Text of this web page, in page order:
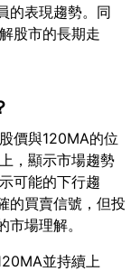
的表現趨勢。同
股市的長期走
價與120MA的位
，顯示市場趨勢
可能的下行趨
的買賣信號，但投
並持續上